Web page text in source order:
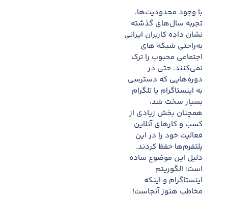
با وجود محدودیت‌ها،
تجربه سال‌های گذشته
نشان داده کاربران ایرانی
به‌راحتی شبکه های
اجتماعی محبوب را ترک
نمی‌کنند. حتی در
دوره‌هایی که دسترسی
به اینستاگرام یا تلگرام
بسیار سخت شد،
همچنان بخش زیادی از
کسب و کارهای آنلاین
فعالیت خود را در این
پلتفرم‌ها حفظ کردند.
دلیل این موضوع ساده
است؛ الگوریتم
اینستاگرام و اینکه
مخاطب هنوز آنجاست!